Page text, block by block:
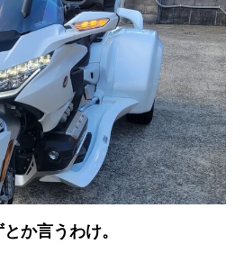
か言うわけ。